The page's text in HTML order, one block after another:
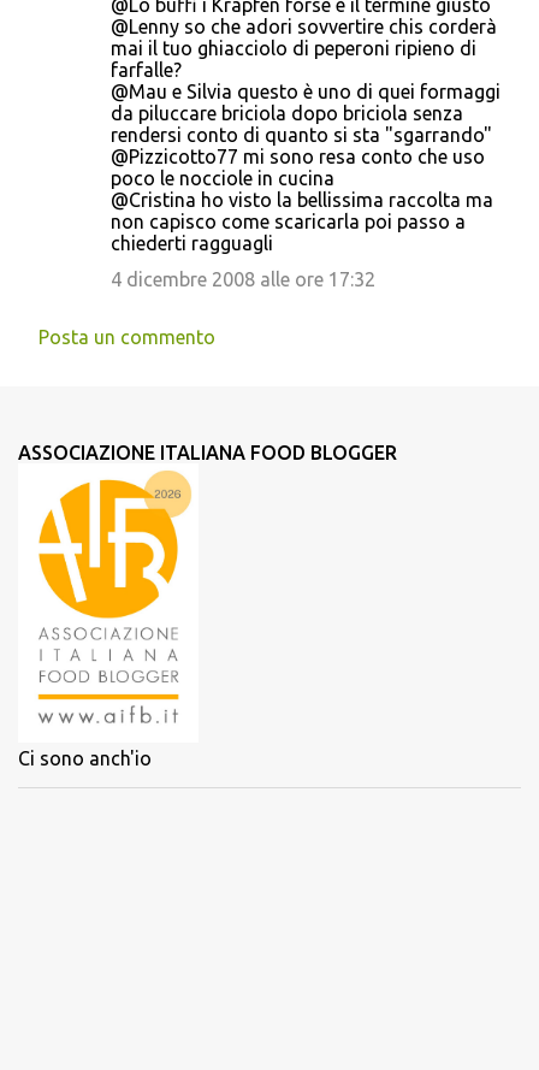
@Lo buffi i Krapfen forse è il termine giusto
@Lenny so che adori sovvertire chis corderà
mai il tuo ghiacciolo di peperoni ripieno di
farfalle?
@Mau e Silvia questo è uno di quei formaggi
da piluccare briciola dopo briciola senza
rendersi conto di quanto si sta "sgarrando"
@Pizzicotto77 mi sono resa conto che uso
poco le nocciole in cucina
@Cristina ho visto la bellissima raccolta ma
non capisco come scaricarla poi passo a
chiederti ragguagli
4 dicembre 2008 alle ore 17:32
Posta un commento
ASSOCIAZIONE ITALIANA FOOD BLOGGER
Ci sono anch'io